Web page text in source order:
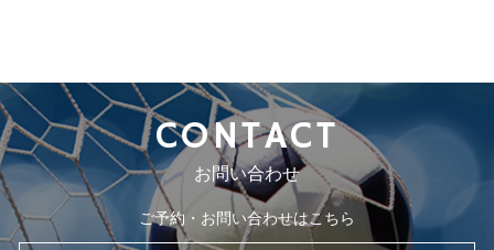
CONTACT
お問い合わせ
ご予約・お問い合わせはこちら